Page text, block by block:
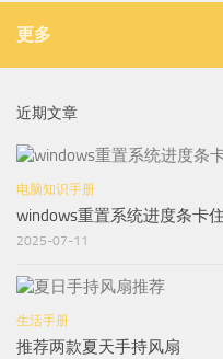
更多
近期文章
电脑知识手册
windows重置系统进度条卡
2025-07-11
生活手册
推荐两款夏天手持风扇